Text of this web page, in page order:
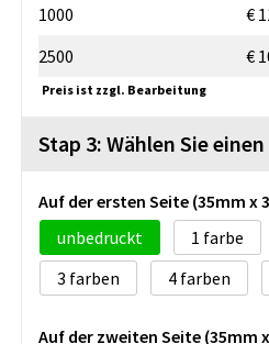
1000
€
2500
€
Preis ist zzgl. Bearbeitung
Stap 3: Wählen Sie
Auf der ersten Seite (35mm x
unbedruckt
1
3
4
Auf der zweiten Seite (35mm